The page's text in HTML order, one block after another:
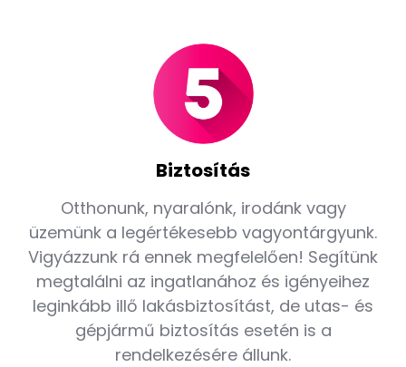
Biztosítás
Otthonunk, nyaralónk, irodánk vagy
üzemünk a legértékesebb vagyontárgyunk.
Vigyázzunk rá ennek megfelelően! Segítünk
megtalálni az ingatlanához és igényeihez
leginkább illő lakásbiztosítást, de utas- és
gépjármű biztosítás esetén is a
rendelkezésére állunk.